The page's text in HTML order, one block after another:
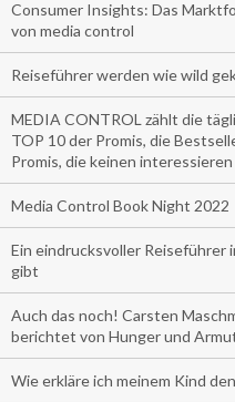
Consumer Insights: Das
von media control
Reiseführer werden wie wild
MEDIA CONTROL zählt die
TOP 10 der Promis, die
Promis, die keinen interessieren
Media Control Book Night 2022
Ein eindrucksvoller Reiseführer
gibt
Auch das noch! Carsten
berichtet von Hunger und
Wie erkläre ich meinem Kind